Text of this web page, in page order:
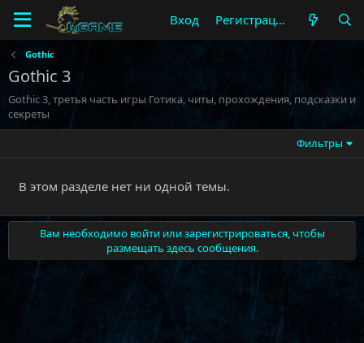
Вход Регистрация
Gothic
Gothic 3
Gothic 3, третья часть игры Готика, читы, прохождения, подсказки и
секреты
Фильтры
В этом разделе нет ни одной темы.
Вам необходимо войти или зарегистрироваться, чтобы
размещать здесь сообщения.